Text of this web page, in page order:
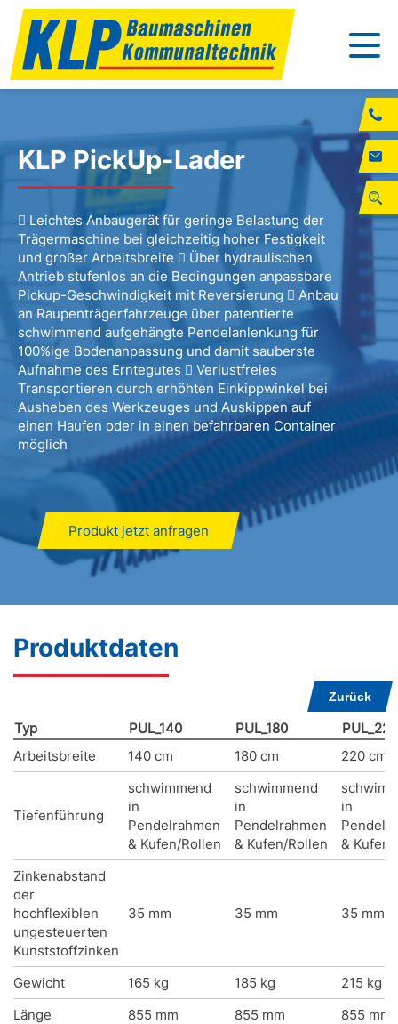
KLP PickUp-Lader
 Leichtes Anbaugerät für geringe Belastung der
Trägermaschine bei gleichzeitig hoher Festigkeit
und großer Arbeitsbreite  Über hydraulischen
Antrieb stufenlos an die Bedingungen anpassbare
Pickup-Geschwindigkeit mit Reversierung  Anbau
an Raupenträgerfahrzeuge über patentierte
schwimmend aufgehängte Pendelanlenkung für
100%ige Bodenanpassung und damit sauberste
Aufnahme des Erntegutes  Verlustfreies
Transportieren durch erhöhten Einkippwinkel bei
Ausheben des Werkzeuges und Auskippen auf
einen Haufen oder in einen befahrbaren Container
möglich
Produkt jetzt anfragen
Produktdaten
Zurück
Typ PUL_140 PUL_180
PUL_220
Arbeitsbreite
140 cm 180 cm 220 cm
Tiefenführung
schwimmend
in
Pendelrahmen
& Kufen/Rollen
schwimmend
in
Pendelrahmen
& Kufen/Rollen
in
&
Zinkenabstand
der
hochflexiblen
ungesteuerten
Kunststoffzinken
35 mm 35 mm 35 mm
Gewicht 165 kg 185 kg
215 kg
Länge
855 mm 855 mm
855 mm